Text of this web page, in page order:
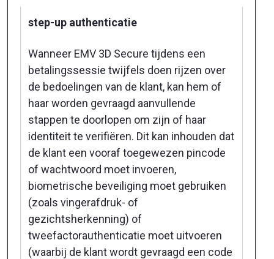
step-up authenticatie
Wanneer EMV 3D Secure tijdens een
betalingssessie twijfels doen rijzen over
de bedoelingen van de klant, kan hem of
haar worden gevraagd aanvullende
stappen te doorlopen om zijn of haar
identiteit te verifiëren. Dit kan inhouden dat
de klant een vooraf toegewezen pincode
of wachtwoord moet invoeren,
biometrische beveiliging moet gebruiken
(zoals vingerafdruk- of
gezichtsherkenning) of
tweefactorauthenticatie moet uitvoeren
(waarbij de klant wordt gevraagd een code